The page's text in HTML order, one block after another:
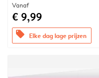
Vanaf
€ 9,99
offers Elke dag lage prijzen